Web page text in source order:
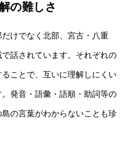
の難しさ
けでなく北部、宮古・八重
話されています。それぞれの
ことで、互いに理解しにくい
発音・語彙・語順・助詞等の
の言葉がわからないことも珍